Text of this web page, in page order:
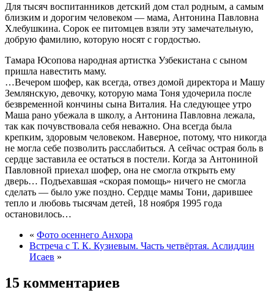
Для тысяч воспитанников детский дом стал родным, а самым
близким и дорогим человеком — мама, Антонина Павловна
Хлебушкина. Сорок ее питомцев взяли эту замечательную,
добрую фамилию, которую носят с гордостью.
Тамара Юсопова народная артистка Узбекистана с сыном
пришла навестить маму.
…Вечером шофер, как всегда, отвез домой директора и Машу
Землянскую, девочку, которую мама Тоня удочерила после
безвременной кончины сына Виталия. На следующее утро
Маша рано убежала в школу, а Антонина Павловна лежала,
так как почувствовала себя неважно. Она всегда была
крепким, здоровым человеком. Наверное, потому, что никогда
не могла себе позволить расслабиться. А сейчас острая боль в
сердце заставила ее остаться в постели. Когда за Антониной
Павловной приехал шофер, она не смогла открыть ему
дверь… Подъехавшая «скорая помощь» ничего не смогла
сделать — было уже поздно. Сердце мамы Тони, дарившее
тепло и любовь тысячам детей, 18 ноября 1995 года
остановилось…
« Фото осеннего Анхора
Встреча с Т. К. Кузиевым. Часть четвёртая. Аслиддин
Исаев »
15 комментариев